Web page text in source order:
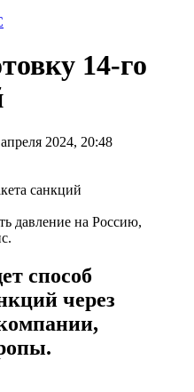
14-го
2024, 20:48
давление на Россию,
способ
через